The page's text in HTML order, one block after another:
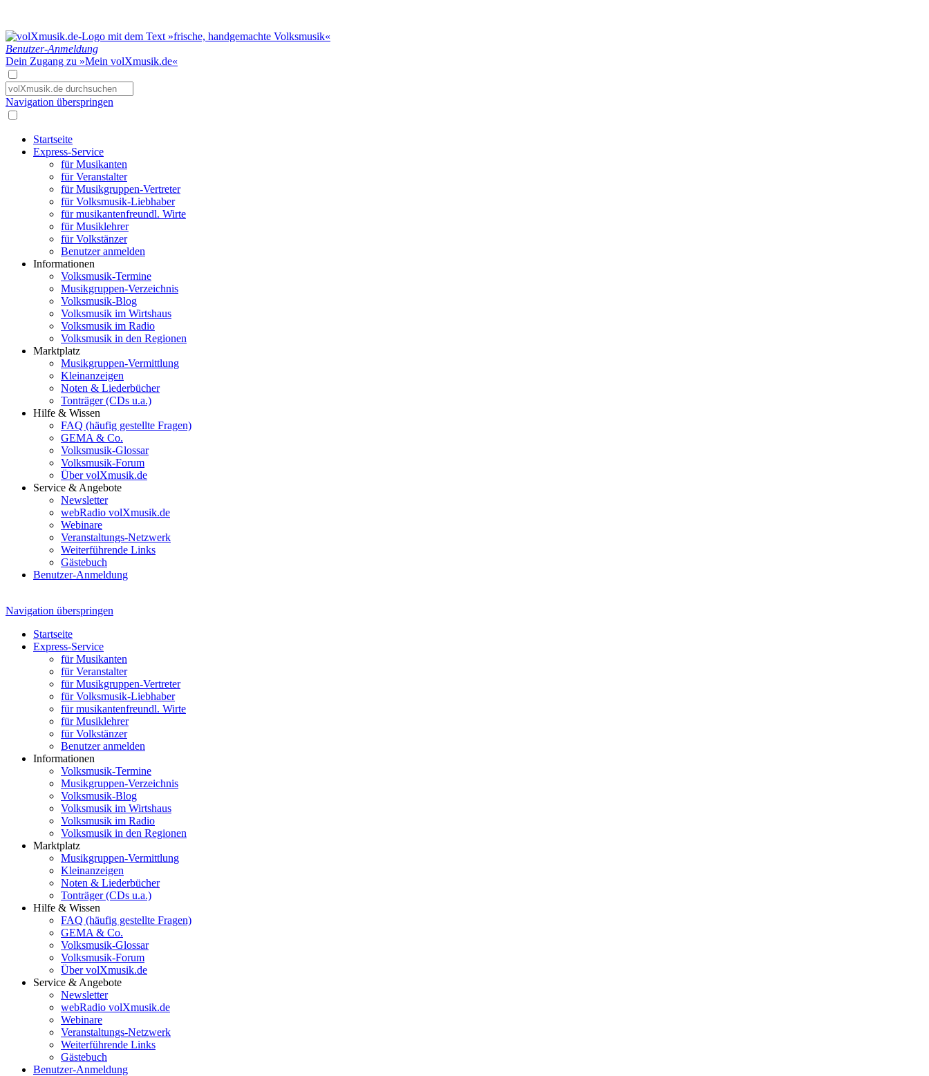
Benutzer-Anmeldung
Dein Zugang zu »Mein volXmusik.de«
Navigation überspringen
Startseite
Express-Service
für Musikanten
für Veranstalter
für Musikgruppen-Vertreter
für Volksmusik-Liebhaber
für musikantenfreundl. Wirte
für Musiklehrer
für Volkstänzer
Benutzer anmelden
Informationen
Volksmusik-Termine
Musikgruppen-Verzeichnis
Volksmusik-Blog
Volksmusik im Wirtshaus
Volksmusik im Radio
Volksmusik in den Regionen
Marktplatz
Musikgruppen-Vermittlung
Kleinanzeigen
Noten & Liederbücher
Tonträger (CDs u.a.)
Hilfe & Wissen
FAQ (häufig gestellte Fragen)
GEMA & Co.
Volksmusik-Glossar
Volksmusik-Forum
Über volXmusik.de
Service & Angebote
Newsletter
webRadio volXmusik.de
Webinare
Veranstaltungs-Netzwerk
Weiterführende Links
Gästebuch
Benutzer-Anmeldung
Navigation überspringen
Startseite
Express-Service
für Musikanten
für Veranstalter
für Musikgruppen-Vertreter
für Volksmusik-Liebhaber
für musikantenfreundl. Wirte
für Musiklehrer
für Volkstänzer
Benutzer anmelden
Informationen
Volksmusik-Termine
Musikgruppen-Verzeichnis
Volksmusik-Blog
Volksmusik im Wirtshaus
Volksmusik im Radio
Volksmusik in den Regionen
Marktplatz
Musikgruppen-Vermittlung
Kleinanzeigen
Noten & Liederbücher
Tonträger (CDs u.a.)
Hilfe & Wissen
FAQ (häufig gestellte Fragen)
GEMA & Co.
Volksmusik-Glossar
Volksmusik-Forum
Über volXmusik.de
Service & Angebote
Newsletter
webRadio volXmusik.de
Webinare
Veranstaltungs-Netzwerk
Weiterführende Links
Gästebuch
Benutzer-Anmeldung